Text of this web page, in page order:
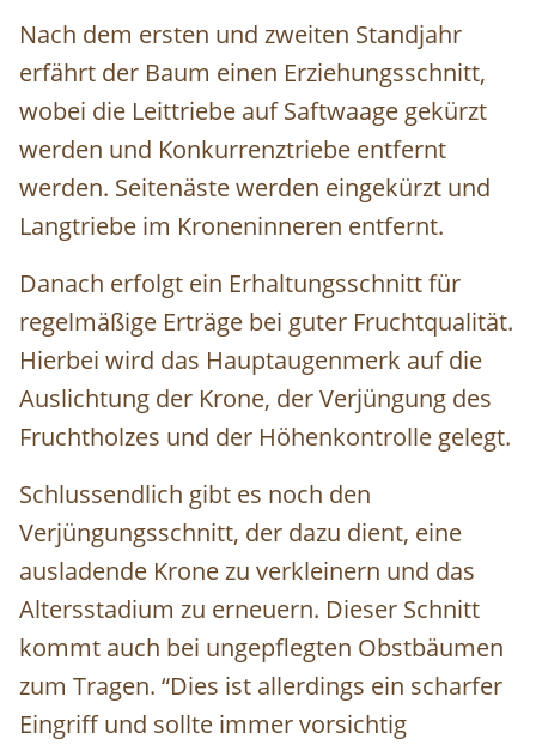
Nach dem ersten und zweiten Standjahr
erfährt der Baum einen Erziehungsschnitt,
wobei die Leittriebe auf Saftwaage gekürzt
werden und Konkurrenztriebe entfernt
werden. Seitenäste werden eingekürzt und
Langtriebe im Kroneninneren entfernt.
Danach erfolgt ein Erhaltungsschnittfür
regelmäßige Erträge bei guter Fruchtqualität.
Hierbei wird das Hauptaugenmerk auf die
Auslichtung der Krone, der Verjüngung des
Fruchtholzes und der Höhenkontrolle gelegt.
Schlussendlich gibt es noch den
Verjüngungsschnitt, der dazu dient, eine
ausladende Krone zu verkleinern und das
Altersstadium zu erneuern. Dieser Schnitt
kommt auch bei ungepflegten Obstbäumen
zum Tragen. “Dies ist allerdings ein scharfer
Eingriff und sollte immer vorsichtig